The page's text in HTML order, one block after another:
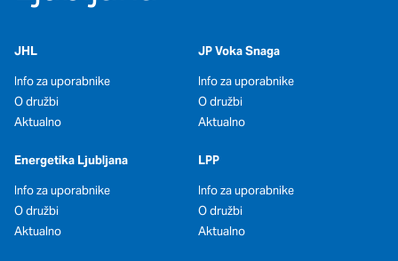
JHL
Info za uporabnike
O družbi
Aktualno
Energetika Ljubljana
Info za uporabnike
O družbi
Aktualno
JP Voka Snaga
Info za uporabnike
O družbi
Aktualno
LPP
Info za uporabnike
O družbi
Aktualno
oglaševalska podjetja jih lahko uporabljajo za izdelavo profila
edinstveno prepoznavanje vašega brskalnika in naprave. Če
zavrnete uporabo teh piškotkov, ne boste deležni našega
ciljnega spletnega oglaševanja.
Potrdi moje izbire
DOVOLI VSE